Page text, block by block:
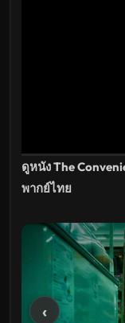
ดูหนัง The
พากย์ไทย
‹